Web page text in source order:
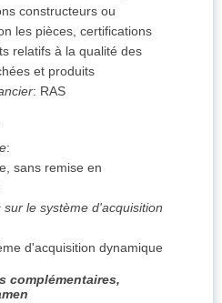
constructeurs ou
les pièces, certifications
relatifs à la qualité des
et produits
: RAS
:
sans remise en
sur le système d'acquisition
d'acquisition dynamique
complémentaires,